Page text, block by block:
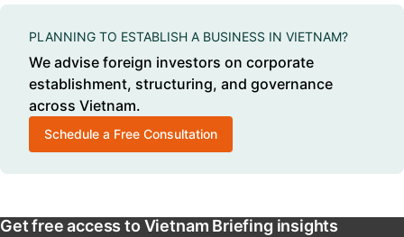
PLANNING TO ESTABLISH A BUSINESS IN VIETNAM?
We advise foreign investors on corporate
establishment, structuring, and governance
across Vietnam.
Schedule a Free Consultation
Get free access to Vietnam Briefing insights